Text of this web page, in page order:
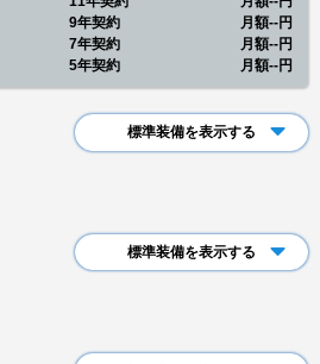
9年契約
月額--円
7年契約
月額--円
5年契約
月額--円
標準装備を表示する
標準装備を表示する